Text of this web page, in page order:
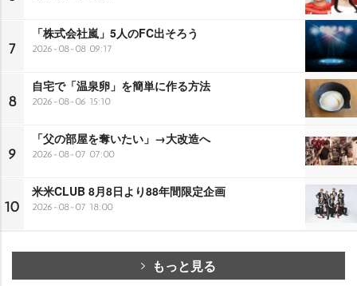
7
「株式会社嵐」5人のFC出そろう
2026-08-08 09:17
8
自宅で「温泉卵」を簡単に作る方法
2026-08-06 15:10
9
「父の部屋を奪いたい」→大改造へ
2026-08-07 07:00
10
米米CLUB 8月8日より88年間限定企画
2026-08-07 18:00
もっと見る